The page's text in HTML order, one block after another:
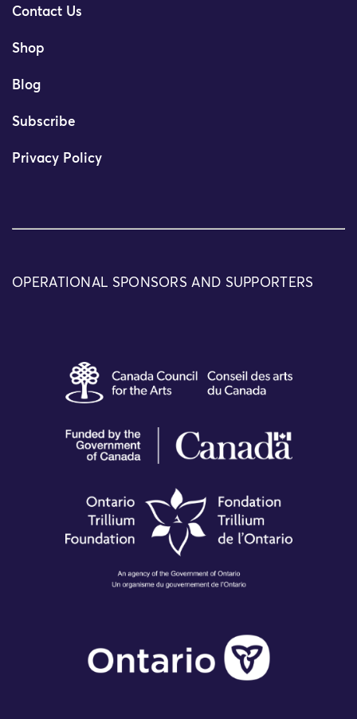
Contact Us
Shop
Blog
Subscribe
Privacy Policy
OPERATIONAL SPONSORS AND SUPPORTERS